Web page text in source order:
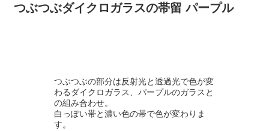
つぶつぶダイクロガラスの帯留 パープル
つぶつぶの部分は反射光と透過光で色が変
わるダイクロガラス、パープルのガラスと
の組み合わせ。
白っぽい帯と濃い色の帯で色が変わりま
す。